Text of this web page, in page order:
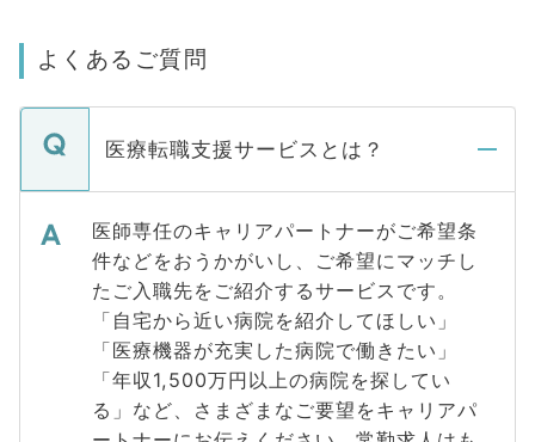
よくあるご質問
医療転職支援サービスとは？
医師専任のキャリアパートナーがご希望条
件などをおうかがいし、ご希望にマッチし
たご入職先をご紹介するサービスです。
「自宅から近い病院を紹介してほしい」
「医療機器が充実した病院で働きたい」
「年収1,500万円以上の病院を探してい
る」など、さまざまなご要望をキャリアパ